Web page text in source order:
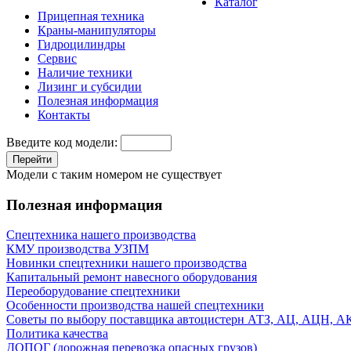
Прицепная техника
Краны-манипуляторы
Гидроцилиндры
Сервис
Наличие техники
Лизинг и субсидии
Полезная информация
Контакты
Введите код модели:
Перейти
Модели с таким номером не существует
Полезная информация
Спецтехника нашего производства
КМУ производства УЗПМ
Новинки спецтехники нашего производства
Капитальный ремонт навесного оборудования
Переоборудование спецтехники
Особенности производства нашей спецтехники
Советы по выбору поставщика автоцистерн АТЗ, АЦ, АЦН,
Политика качества
ДОПОГ (дорожная перевозка опасных грузов)